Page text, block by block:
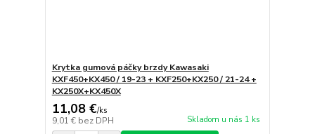
Krytka gumová páčky brzdy Kawasaki
KXF450+KX450 / 19-23 + KXF250+KX250 / 21-24 +
KX250X+KX450X
11,08 €/ks
9,01 € bez DPH Skladom u nás 1 ks